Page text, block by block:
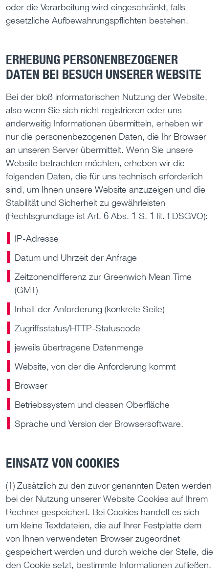
oder die Verarbeitung wird eingeschränkt, falls
gesetzliche Aufbewahrungspflichten bestehen.
ERHEBUNG PERSONENBEZOGENER
DATEN BEI BESUCH UNSERER WEBSITE
Bei der bloß informatorischen Nutzung der Website,
also wenn Sie sich nicht registrieren oder uns
anderweitig Informationen übermitteln, erheben wir
nur die personenbezogenen Daten, die Ihr Browser
an unseren Server übermittelt. Wenn Sie unsere
Website betrachten möchten, erheben wir die
folgenden Daten, die für uns technisch erforderlich
sind, um Ihnen unsere Website anzuzeigen und die
Stabilität und Sicherheit zu gewährleisten
(Rechtsgrundlage ist Art. 6 Abs. 1 S. 1 lit. f DSGVO):
IP-Adresse
Datum und Uhrzeit der Anfrage
Zeitzonendifferenz zur Greenwich Mean Time
(GMT)
Inhalt der Anforderung (konkrete Seite)
Zugriffsstatus/HTTP-Statuscode
jeweils übertragene Datenmenge
Website, von der die Anforderung kommt
Browser
Betriebssystem und dessen Oberfläche
Sprache und Version der Browsersoftware.
EINSATZ VON COOKIES
(1) Zusätzlich zu den zuvor genannten Daten werden
bei der Nutzung unserer Website Cookies auf Ihrem
Rechner gespeichert. Bei Cookies handelt es sich
um kleine Textdateien, die auf Ihrer Festplatte dem
von Ihnen verwendeten Browser zugeordnet
gespeichert werden und durch welche der Stelle, die
den Cookie setzt, bestimmte Informationen zufließen.